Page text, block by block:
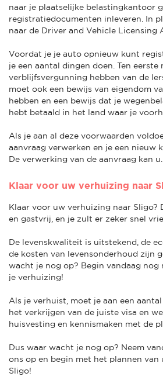
naar je plaatselijke belastingkantoor
registratiedocumenten inleveren. In
naar de Driver and Vehicle Licensing
Voordat je je auto opnieuw kunt
je een aantal dingen doen. Ten eerste
verblijfsvergunning hebben van de
moet ook een bewijs van eigendom
hebben en een bewijs dat je
hebt betaald in het land waar je
Als je aan al deze voorwaarden
aanvraag verwerken en je een nieuw
De verwerking van de aanvraag kan u.
Klaar voor uw verhuizing naar
Klaar voor uw verhuizing naar Sligo?
en gastvrij, en je zult er zeker snel
De levenskwaliteit is uitstekend, de
de kosten van levensonderhoud zijn
wacht je nog op? Begin vandaag nog
je verhuizing!
Als je verhuist, moet je aan een
het verkrijgen van de juiste visa en
huisvesting en kennismaken met de
Dus waar wacht je nog op? Neem
ons op en begin met het plannen van
Sligo!